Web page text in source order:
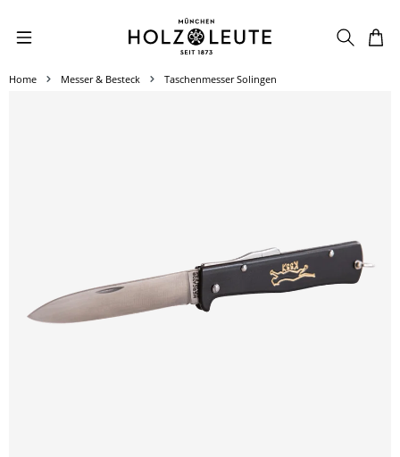
Zum Hauptinhalt springen
Home Messer & Besteck Taschenmesser Solingen